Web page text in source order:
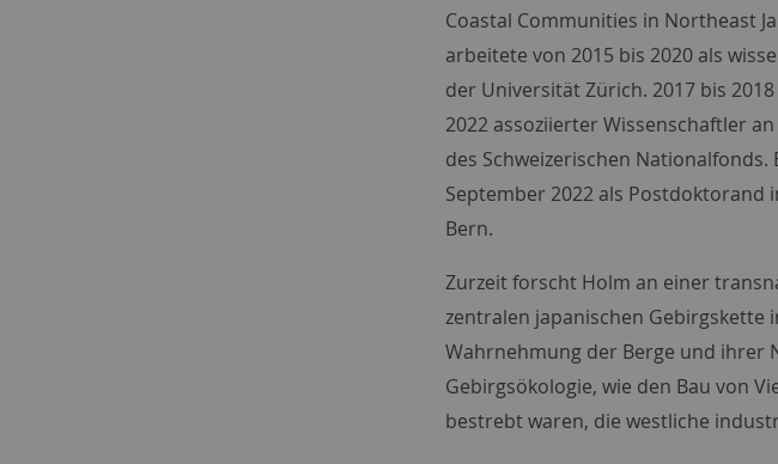
Coastal Communities in Northeast
arbeitete von 2015 bis 2020 als
der Universität Zürich. 2017 bis
2022 assoziierter Wissenschaftler
des Schweizerischen
September 2022 als Postdoktorand
Bern.
Zurzeit forscht Holm an einer
zentralen japanischen Gebirgskette
Wahrnehmung der Berge und ihrer
Gebirgsökologie, wie den Bau von
bestrebt waren, die westliche